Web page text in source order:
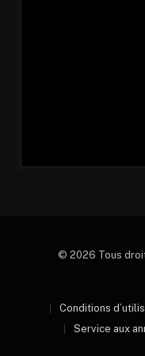
© 2026 Tous
Conditions
Service aux